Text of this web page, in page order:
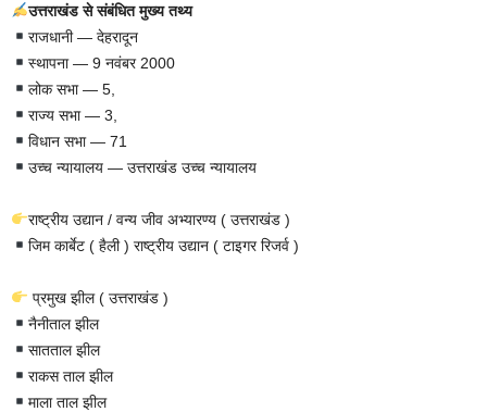
उत्तराखंड से संबंधित मुख्य तथ्य
राजधानी — देहरादून
स्थापना — 9 नवंबर 2000
लोक सभा — 5,
राज्य सभा — 3,
विधान सभा — 71
उच्च न्यायालय — उत्तराखंड उच्च न्यायालय
राष्ट्रीय उद्यान / वन्य जीव अभ्यारण्य ( उत्तराखंड )
जिम कार्बेट ( हैली ) राष्ट्रीय उद्यान ( टाइगर रिजर्व )
प्रमुख झील ( उत्तराखंड )
नैनीताल झील
सातताल झील
राकस ताल झील
माला ताल झील